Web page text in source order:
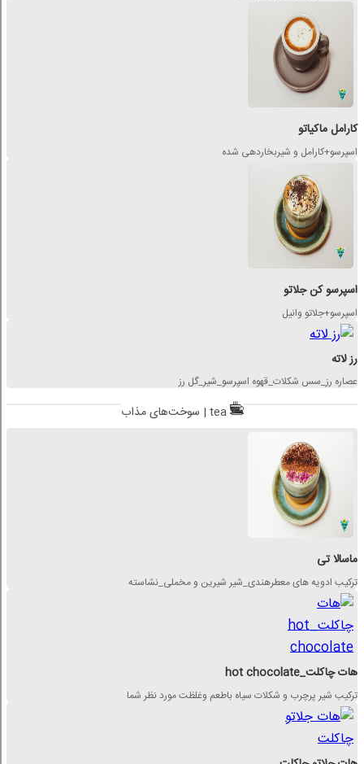
کارامل ماکیاتو
اسپرسو+کارامل و شیربخاردهی شده
اسپرسو کن جلاتو
اسپرسو+جلاتو وانیل
رز لاته
عصاره رز_سس شکلات_قهوه اسپرسو_شیر_گل رز
سوخت‌های مذاب | tea
ماسالا تی
ترکیب ادویه های معطرهندی_شیر شیرین و مخملی_نشاسته
هات چاکلت_hot chocolate
ترکیب شیر پرچرب و شکلات سیاه باطعم وغلظت مورد نظر شما